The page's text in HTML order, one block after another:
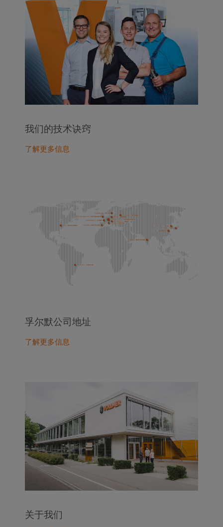
我们的技术诀窍
了解更多信息
孚尔默公司地址
了解更多信息
关于我们